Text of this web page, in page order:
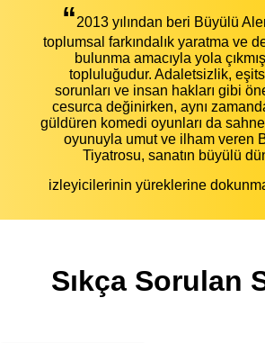
“2013 yılından beri Büyülü
toplumsal farkındalık yaratma ve
bulunma amacıyla yola
topluluğudur. Adaletsizlik,
sorunları ve insan hakları gibi
cesurca değinirken, aynı
güldüren komedi oyunları da
oyunuyla umut ve ilham veren
Tiyatrosu, sanatın büyülü
izleyicilerinin yüreklerine
Sıkça Sorulan